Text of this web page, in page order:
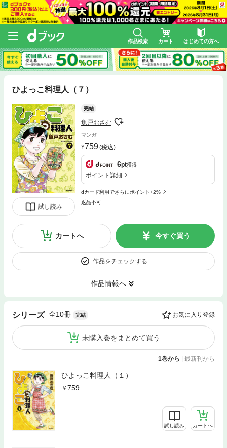
作品検索 カート はじめての方へ
ひよっこ料理人（７）
試し読み
完結
魚戸おさむ
マンガ
759(税込)
6pt獲得
ポイント詳細
dカード利用でさらにポイント+2%
返品不可
カートへ 今すぐ買う
作品をチェックする
作品情報へ
シリーズ 全10冊 完結 お気に入り登録
未購入巻をまとめて買う
1巻から | 最新刊から
ひよっこ料理人（１）
759
試し読み カートへ